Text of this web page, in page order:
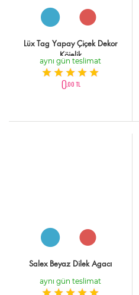
Lüx Tag Yapay Çiçek Dekor
Köielik
aynı gün teslimat
0,00 TL
Salex Beyaz Dilek Agacı
aynı gün teslimat